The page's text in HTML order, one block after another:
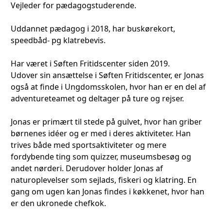
Vejleder for pædagogstuderende.
Uddannet pædagog i 2018, har buskørekort,
speedbåd- pg klatrebevis.
Har været i Søften Fritidscenter siden 2019.
Udover sin ansættelse i Søften Fritidscenter, er Jonas
også at finde i Ungdomsskolen, hvor han er en del af
adventureteamet og deltager på ture og rejser.
Jonas er primært til stede på gulvet, hvor han griber
børnenes idéer og er med i deres aktiviteter. Han
trives både med sportsaktiviteter og mere
fordybende ting som quizzer, museumsbesøg og
andet nørderi. Derudover holder Jonas af
naturoplevelser som sejlads, fiskeri og klatring. En
gang om ugen kan Jonas findes i køkkenet, hvor han
er den ukronede chefkok.